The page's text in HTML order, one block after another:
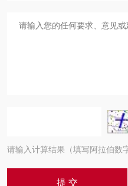
请输入计算结果（填写阿拉伯数